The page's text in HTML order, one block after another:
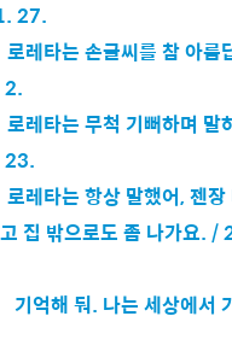
27.
로레타는 손글씨를 참 아름
로레타는 무척 기뻐하며 말
로레타는 항상 말했어, 젠
집 밖으로도 좀 나가요.
기억해 둬. 나는 세상에서